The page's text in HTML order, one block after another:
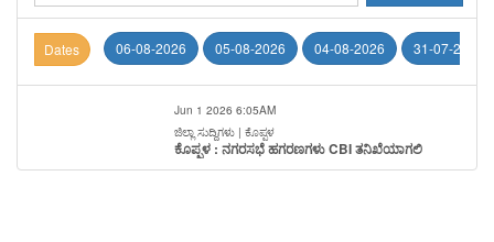
Dates 06-08-2026 05-08-2026 04-08-2026 31-07-2026
Jun 1 2026 6:05AM
ಜಿಲ್ಲಾ ಸುದ್ದಿಗಳು | ಕೊಪ್ಪಳ
ಕೊಪ್ಪಳ : ನಗರಸಭೆ ಹಗರಣಗಳು CBI ತನಿಖೆಯಾಗಲಿ